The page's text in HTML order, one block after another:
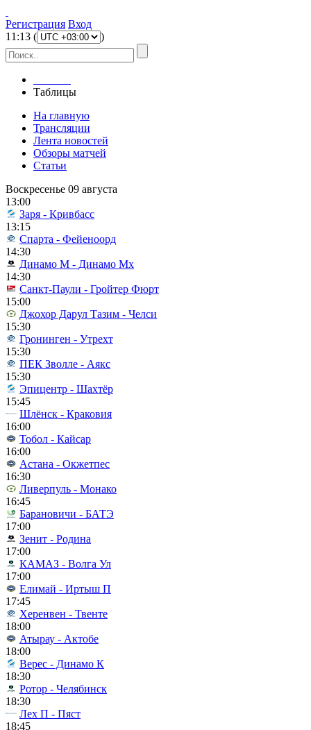
Регистрация Вход
11 :13 ( )
Таблицы
На главную
Трансляции
Лента новостей
Обзоры матчей
Статьи
Воскресенье 09 августа
13:00
Заря - Кривбасс
13:15
Спарта - Фейеноорд
14:30
Динамо М - Динамо Мх
14:30
Санкт-Паули - Гройтер Фюрт
15:00
Джохор Дарул Тазим - Челси
15:30
Гронинген - Утрехт
15:30
ПЕК Зволле - Аякс
15:30
Эпицентр - Шахтёр
15:45
Шлёнск - Краковия
16:00
Тобол - Кайсар
16:00
Астана - Окжетпес
16:30
Ливерпуль - Монако
16:45
Барановичи - БАТЭ
17:00
Зенит - Родина
17:00
КАМАЗ - Волга Ул
17:00
Елимай - Иртыш П
17:45
Херенвен - Твенте
18:00
Атырау - Актобе
18:00
Верес - Динамо К
18:30
Ротор - Челябинск
18:30
Лех П - Пяст
18:45